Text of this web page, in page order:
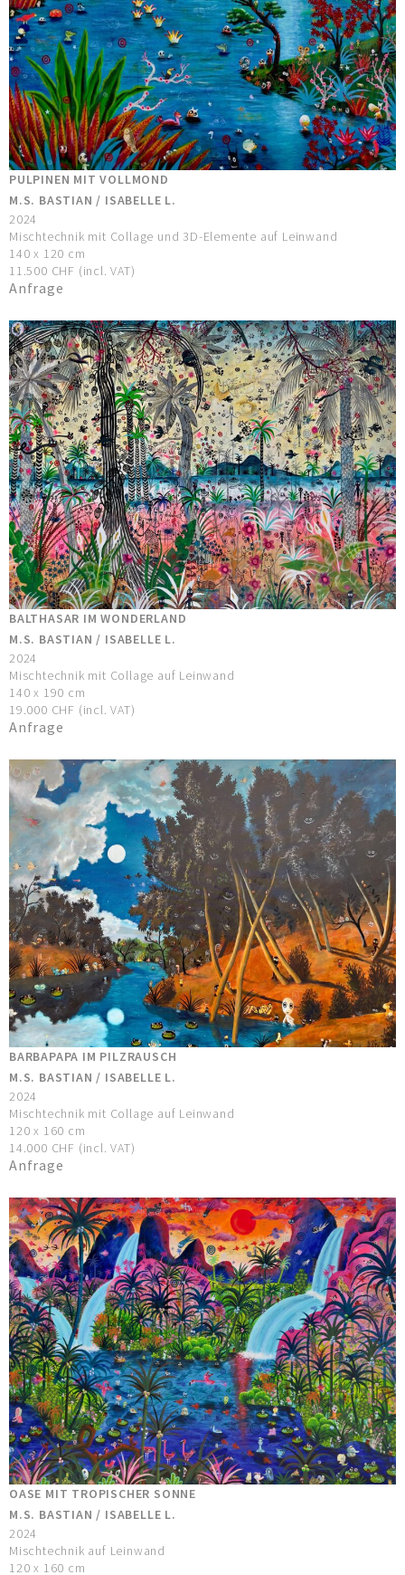
PULPINEN MIT VOLLMOND
M.S. BASTIAN / ISABELLE L.
2024
Mischtechnik mit Collage und 3D-Elemente auf Leinwand
140 x 120 cm
11.500 CHF (incl. VAT)
Anfrage
BALTHASAR IM WONDERLAND
M.S. BASTIAN / ISABELLE L.
2024
Mischtechnik mit Collage auf Leinwand
140 x 190 cm
19.000 CHF (incl. VAT)
Anfrage
BARBAPAPA IM PILZRAUSCH
M.S. BASTIAN / ISABELLE L.
2024
Mischtechnik mit Collage auf Leinwand
120 x 160 cm
14.000 CHF (incl. VAT)
Anfrage
OASE MIT TROPISCHER SONNE
M.S. BASTIAN / ISABELLE L.
2024
Mischtechnik auf Leinwand
120 x 160 cm